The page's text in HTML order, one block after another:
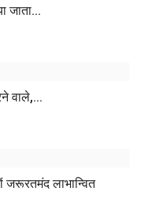
जाता...
वाले,...
लाभान्वित